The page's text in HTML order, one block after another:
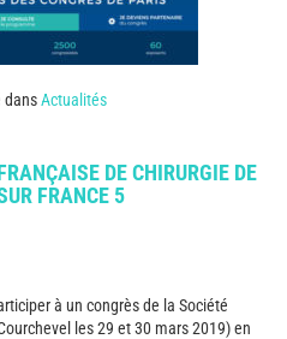
dansActualités
DE CHIRURGIE DE
FRANCE 5
à un congrès de la Société
les 29 et 30 mars 2019) en